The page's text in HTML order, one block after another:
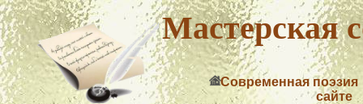
Мастерская
Современная поэзия
сайте